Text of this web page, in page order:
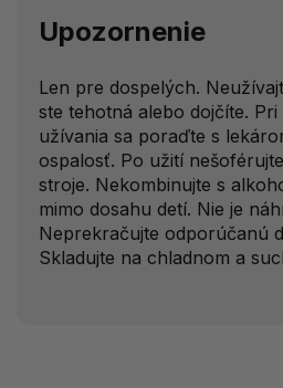
Upozornenie
Len pre dospelých.
ste tehotná alebo dojčíte.
užívania sa poraďte s
ospalosť. Po užití
stroje. Nekombinujte s
mimo dosahu detí. Nie je
Neprekračujte odporúčanú
Skladujte na chladnom a